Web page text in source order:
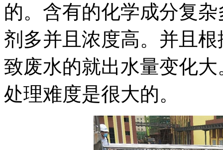
的。含有的化学成分复
剂多并且浓度高。并且
致废水的就出水量变化
处理难度是很大的。